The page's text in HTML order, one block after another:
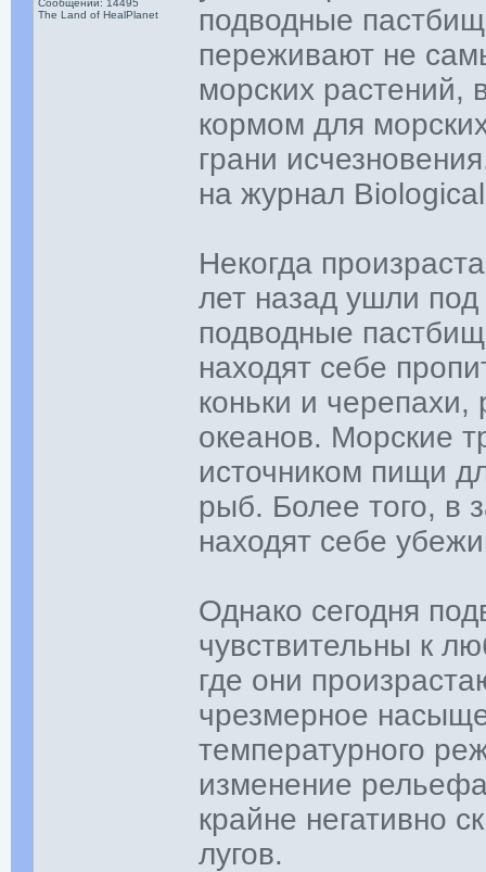
Сообщений: 14495
The Land of HealPlanet
подводные
переживают не
морских растений,
кормом для
грани
на журнал
Некогда
лет назад ушли
подводные
находят себе
коньки и
океанов. Морские
источником пищи
рыб. Более того, в
находят себе
Однако сегодня
чувствительны к
где они
чрезмерное
температурного
изменение
крайне негативно
лугов.